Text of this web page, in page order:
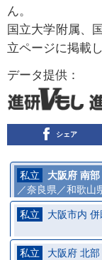
ん。
国立大学附属、
立ページに掲載
データ提供：
シェア
大阪府 北
大阪市内 併
大阪府 南
／奈良県／和歌山